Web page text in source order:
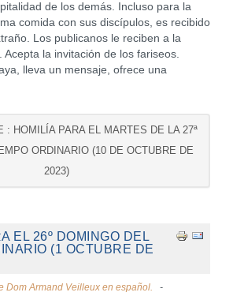
de los demás. Incluso para la
comida con sus discípulos, es recibido
Los publicanos le reciben a la
Acepta la invitación de los fariseos.
lleva un mensaje, ofrece una
: HOMILÍA PARA EL MARTES DE LA 27ª
ORDINARIO (10 DE OCTUBRE DE
2023)
EL 26º DOMINGO DEL
(1 OCTUBRE DE
Dom Armand Veilleux en español.